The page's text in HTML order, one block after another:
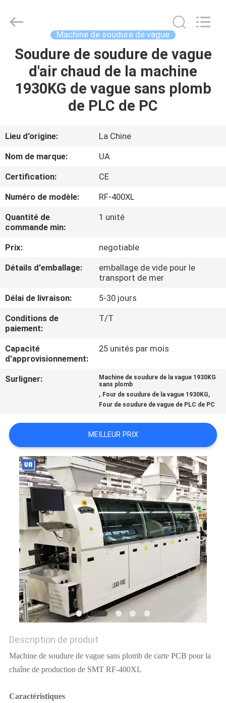
MAISON
PRODUITS
SUJET
DE
NOUS
VISITE
D'USINE
CONTRÔLE
DE
CONTACTEZ-
NOUS
NOUVELLES
CITATION
PLAN
SITE
PRIVACY
POLICY
2026
UNIQUE
Rights
Reserved.
Machine de soudure de vague
Soudure de soudure de vague
d'air chaud de la machine
1930KG de vague sans plomb
de PLC de PC
Lieu d'origine:
La Chine
Nom de marque:
UA
Certification:
CE
Numéro de modèle:
RF-400XL
Quantité de
commande min:
1 unité
Prix:
negotiable
Détails d'emballage:
emballage de vide pour le
transport de mer
Délai de livraison:
5-30 jours
Conditions de
paiement:
T/T
Capacité
d'approvisionnement:
25 unités par mois
Surligner:
Machine de soudure de la vague 1930KG
sans plomb
, Four de soudure de la vague 1930KG,
Four de soudure de vague de PLC de PC
MEILLEUR PRIX
Description de produit
Machine de soudure de vague sans plomb de carte PCB pour la
chaîne de production de SMT RF-400XL
Caractéristiques